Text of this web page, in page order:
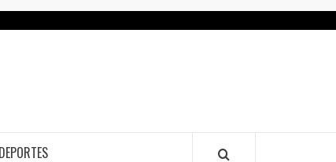
DEPORTES